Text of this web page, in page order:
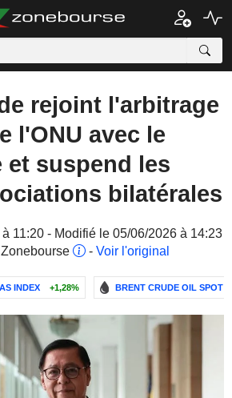
rejoint l'arbitrage
l'ONU avec le
et suspend les
bilatérales
11:20 - Modifié le 05/06/2026 à 14:23
- Voir l'original
INDEX +1,28% BRENT CRUDE OIL SPOT